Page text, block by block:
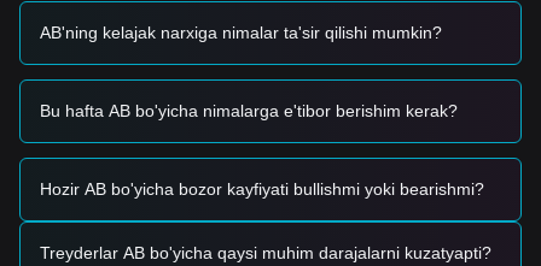
AB'ning kelajak narxiga nimalar ta'sir qilishi mumkin?
Bu hafta AB bo'yicha nimalarga e'tibor berishim kerak?
Hozir AB bo'yicha bozor kayfiyati bullishmi yoki bearishmi?
Treyderlar AB bo'yicha qaysi muhim darajalarni kuzatyapti?